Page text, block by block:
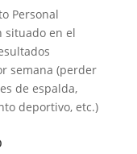
Personal
situado en el
semana (perder
de espalda,
deportivo, etc.)